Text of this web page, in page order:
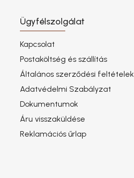
Ügyfélszolgálat
Kapcsolat
Postaköltség és szállítás
Általános szerződési feltételek
Adatvédelmi Szabályzat
Dokumentumok
Áru visszaküldése
Reklamációs űrlap